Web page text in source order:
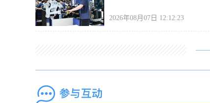
2026年08月07日 12:12:23